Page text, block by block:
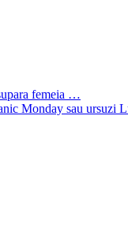
femeia …
Monday sau ursuzi